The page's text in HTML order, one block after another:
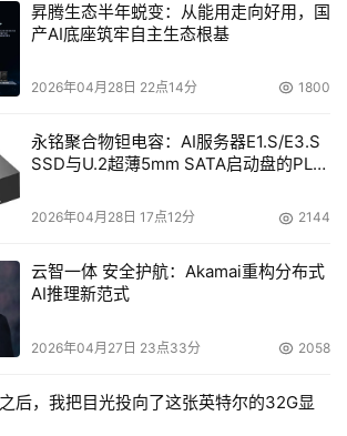
昇腾生态半年蜕变：从能用走向好用，国
产AI底座筑牢自主生态根基
2026年04月28日 22点14分 1800
永铭聚合物钽电容：AI服务器E1.S/E3.S
SSD与U.2超薄5mm SATA启动盘的PLP
2026年04月28日 17点12分 2144
云智一体 安全护航：Akamai重构分布式
AI推理新范式
2026年04月27日 23点33分 2058
后，我把目光投向了这张英特尔的32G显